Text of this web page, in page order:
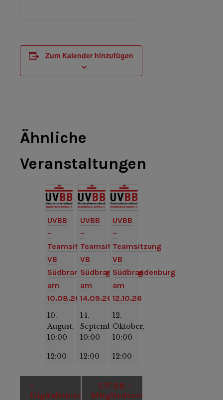
Zum Kalender hinzufügen
Ähnliche
Veranstaltungen
UVBB
–
Teamsitzung
VB
Südbrandenburg
am
10.08.26
10.
August,
10:00
–
12:00
UVBB
–
Teamsitzung
VB
Südbrandenburg
am
14.09.26
14.
September,
10:00
–
12:00
UVBB
–
Teamsitzung
VB
Südbrandenburg
am
12.10.26
12.
Oktober,
10:00
–
12:00
Navigation
«
Digitalisierungs-
UV BB –
Mitgliederversammlung